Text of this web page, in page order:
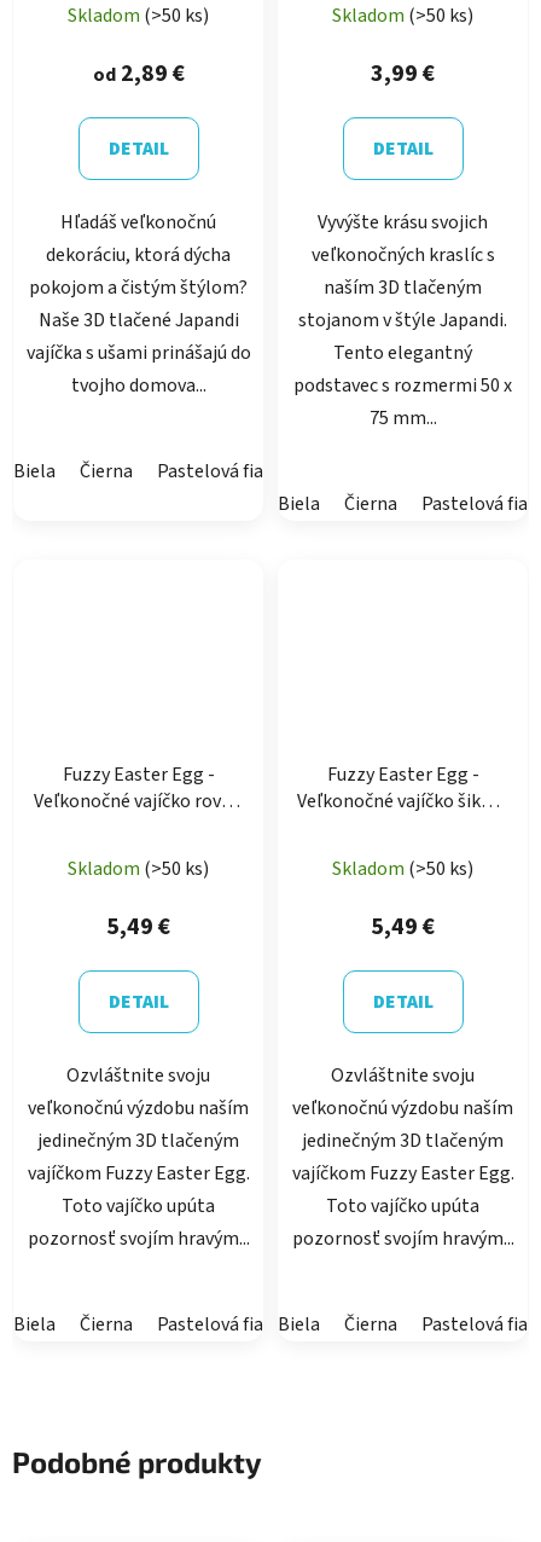
Skladom (>50 ks)
od2,89 €
DETAIL
Hľadáš veľkonočnú
dekoráciu, ktorá dýcha
pokojom a čistým štýlom?
Naše 3D tlačené Japandi
vajíčka s ušami prinášajú do
tvojho domova...
Biela Čierna Pastelová fialová
Skladom (>50 ks)
3,99 €
DETAIL
Vyvýšte krásu svojich
veľkonočných kraslíc s
naším 3D tlačeným
stojanom v štýle Japandi.
Tento elegantný
podstavec s rozmermi 50 x
75 mm...
Biela Čierna Pastelová
Fuzzy Easter Egg -
Veľkonočné vajíčko rovno
Skladom (>50 ks)
5,49 €
DETAIL
Ozvláštnite svoju
veľkonočnú výzdobu naším
jedinečným 3D tlačeným
vajíčkom Fuzzy Easter Egg.
Toto vajíčko upúta
pozornosť svojím hravým...
Biela Čierna Pastelová fialová Pastelová ružová Latte
Fuzzy Easter Egg -
Veľkonočné vajíčko šikmo
Skladom (>50 ks)
5,49 €
DETAIL
Ozvláštnite svoju
veľkonočnú výzdobu naším
jedinečným 3D tlačeným
vajíčkom Fuzzy Easter Egg.
Toto vajíčko upúta
pozornosť svojím hravým...
Biela Čierna Pastelová
Podobné produkty